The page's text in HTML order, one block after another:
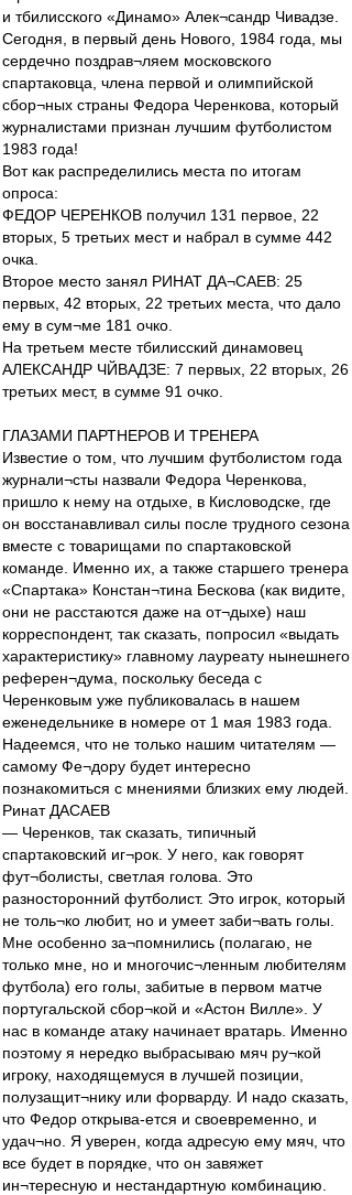
и тбилисского «Динамо» Алек¬сандр Чивадзе.
Сегодня, в первый день Нового, 1984 года, мы
сердечно поздрав¬ляем московского
спартаковца, члена первой и олимпийской
сбор¬ных страны Федора Черенкова, который
журналистами признан лучшим футболистом
1983 года!
Вот как распределились места по итогам
опроса:
ФЕДОР ЧЕРЕНКОВ получил 131 первое, 22
вторых, 5 третьих мест и набрал в сумме 442
очка.
Второе место занял РИНАТ ДА¬САЕВ: 25
первых, 42 вторых, 22 третьих места, что дало
ему в сум¬ме 181 очко.
На третьем месте тбилисский динамовец
АЛЕКСАНДР ЧЙВАДЗЕ: 7 первых, 22 вторых, 26
третьих мест, в сумме 91 очко.
ГЛАЗАМИ ПАРТНЕРОВ И ТРЕНЕРА
Известие о том, что лучшим футболистом года
журнали¬сты назвали Федора Черенкова,
пришло к нему на отдыхе, в Кисловодске, где
он восстанавливал силы после трудного сезона
вместе с товарищами по спартаковской
команде. Именно их, а также старшего тренера
«Спартака» Констан¬тина Бескова (как видите,
они не расстаются даже на от¬дыхе) наш
корреспондент, так сказать, попросил «выдать
характеристику» главному лауреату нынешнего
референ¬дума, поскольку беседа с
Черенковым уже публиковалась в нашем
еженедельнике в номере от 1 мая 1983 года.
Надеемся, что не только нашим читателям —
самому Фе¬дору будет интересно
познакомиться с мнениями близких ему людей.
Ринат ДАСАЕВ
— Черенков, так сказать, типичный
спартаковский иг¬рок. У него, как говорят
фут¬болисты, светлая голова. Это
разносторонний футболист. Это игрок, который
не толь¬ко любит, но и умеет заби¬вать голы.
Мне особенно за¬помнились (полагаю, не
только мне, но и многочис¬ленным любителям
футбола) его голы, забитые в первом матче
португальской сбор¬кой и «Астон Вилле». У
нас в команде атаку начинает вратарь. Именно
поэтому я нередко выбрасываю мяч ру¬кой
игроку, находящемуся в лучшей позиции,
полузащит¬нику или форварду. И надо сказать,
что Федор открыва-ется и своевременно, и
удач¬но. Я уверен, когда адресую ему мяч, что
все будет в порядке, что он завяжет
ин¬тересную и нестандартную комбинацию.